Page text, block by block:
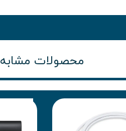
محصولات مشابه